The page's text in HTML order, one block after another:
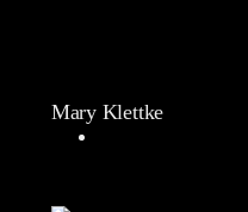
Mary Klettke